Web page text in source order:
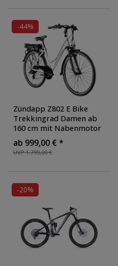
-44%
Zündapp Z802 E Bike
Trekkingrad Damen ab
160 cm mit Nabenmotor
Pedelec Trekking
Fahrrad mit 21 Gang und
Beleuchtung StVZO
UVP 1.799,00 €
ab 999,00 € *
-20%